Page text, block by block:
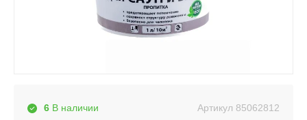
6 В наличии Артикул 85062812